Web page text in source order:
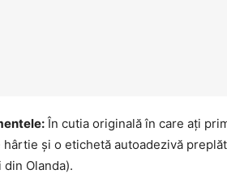
În cutia originală în care ați
și o etichetă autoadezivă
Olanda).